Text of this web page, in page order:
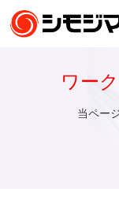
ワー
当ペー